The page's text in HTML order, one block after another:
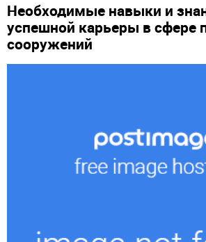
Необходимые навыки и
успешной карьеры в сфере
сооружений